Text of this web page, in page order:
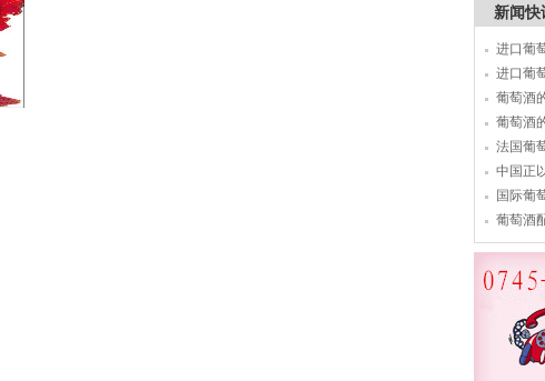
新闻快
进口葡
进口葡
葡萄酒
葡萄酒
法国葡
中国正
国际葡
葡萄酒